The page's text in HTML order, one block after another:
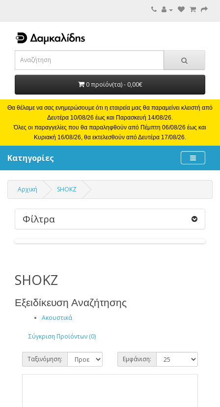
0 προϊόν(τα) - 0,00€
Θα θέλαμε να σας ενημερώσουμε ότι η εταιρεία μας θα παραμείνει κλειστή από
Δευτέρα 10/08/26 έως και Παρασκευή 14/08/26.
Όλες οι παραγγελίες που θα παραληφθούν από Πέμπτη 06/08/26 έως και
Κυριακή 16/08/26, θα εκτελεσθούν από Δευτέρα 17/08/26.
Κατηγορίες
Αρχική SHOKZ
Φίλτρα
SHOKZ
Εξειδίκευση Αναζήτησης
Ακουστικά
Σύγκριση Προϊόντων (0)
Ταξινόμηση: Εμφάνιση: